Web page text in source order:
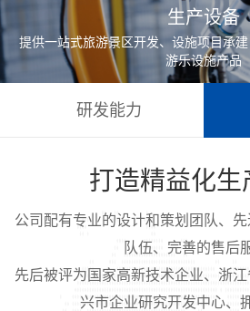
生产设备
提供一站式旅游景区开发、设施项目承
游乐设施产品
研发能力
打造精益化生
公司配有专业的设计和策划团队、
队伍、完善的售后
先后被评为国家高新技术企业、浙
兴市企业研究开发中心、